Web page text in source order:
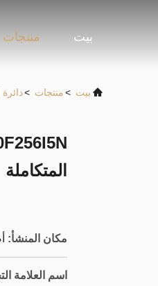
بيت منتجات
بيت >منتجات >دائرة
المتكاملة
مكان المنشأ:
اسم العلامة